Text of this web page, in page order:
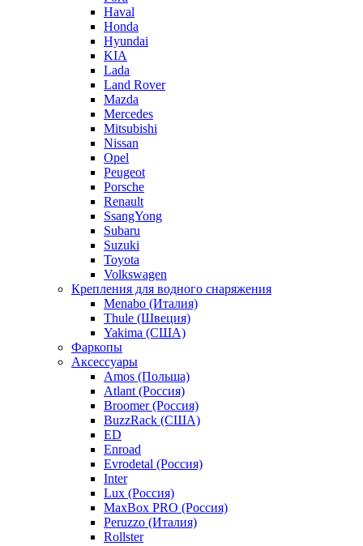
Haval
Honda
Hyundai
KIA
Lada
Land Rover
Mazda
Mercedes
Mitsubishi
Nissan
Opel
Peugeot
Porsche
Renault
SsangYong
Subaru
Suzuki
Toyota
Volkswagen
Крепления для водного снаряжения
Menabo (Италия)
Thule (Швеция)
Yakima (США)
Фаркопы
Аксессуары
Amos (Польша)
Atlant (Россия)
Broomer (Россия)
BuzzRack (США)
ED
Enroad
Evrodetal (Россия)
Inter
Lux (Россия)
MaxBox PRO (Россия)
Peruzzo (Италия)
Rollster